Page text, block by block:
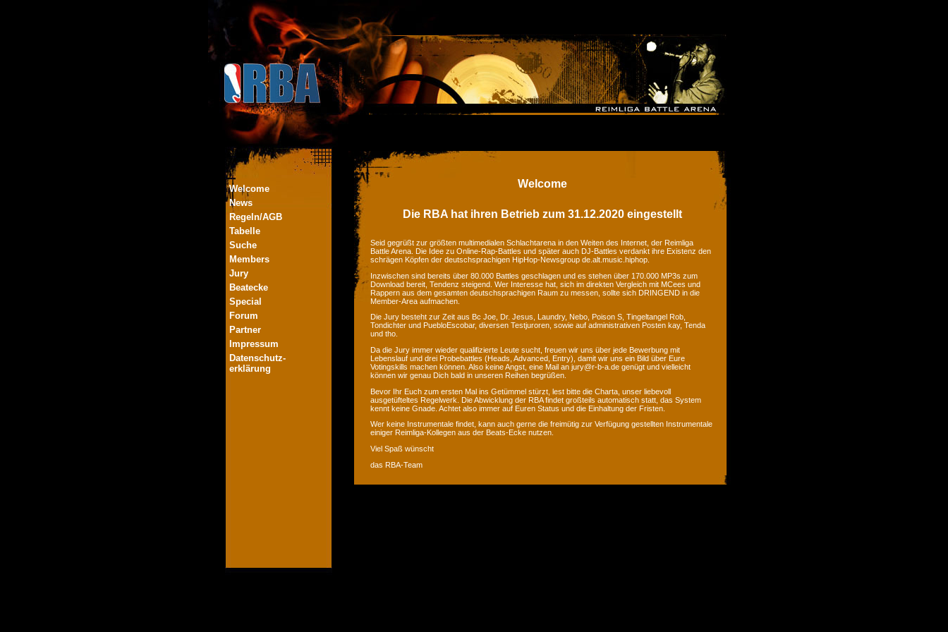
Welcome
News
Regeln/AGB
Tabelle
Suche
Members
Jury
Beatecke
Special
Forum
Partner
Impressum
Datenschutz-
erklärung
Welcome
Die RBA hat ihren Betrieb zum 31.12.2020 eingestellt
Seid gegrüßt zur größten multimedialen Schlachtarena in den Weiten des Internet, der Reimliga
Battle Arena. Die Idee zu Online-Rap-Battles und später auch DJ-Battles verdankt ihre Existenz den
schrägen Köpfen der deutschsprachigen HipHop-Newsgroup de.alt.music.hiphop.
Inzwischen sind bereits über 80.000 Battles geschlagen und es stehen über 170.000 MP3s zum
Download bereit, Tendenz steigend. Wer Interesse hat, sich im direkten Vergleich mit MCees und
Rappern aus dem gesamten deutschsprachigen Raum zu messen, sollte sich DRINGEND in die
Member-Area aufmachen.
Die Jury besteht zur Zeit aus Bc Joe, Dr. Jesus, Laundry, Nebo, Poison S, Tingeltangel Rob,
Tondichter und PuebloEscobar, diversen Testjuroren, sowie auf administrativen Posten kay, Tenda
und tho.
Da die Jury immer wieder qualifizierte Leute sucht, freuen wir uns über jede Bewerbung mit
Lebenslauf und drei Probebattles (Heads, Advanced, Entry), damit wir uns ein Bild über Eure
Votingskills machen können. Also keine Angst, eine Mail an jury@r-b-a.de genügt und vielleicht
können wir genau Dich bald in unseren Reihen begrüßen.
Bevor Ihr Euch zum ersten Mal ins Getümmel stürzt, lest bitte die Charta, unser liebevoll
ausgetüfteltes Regelwerk. Die Abwicklung der RBA findet großteils automatisch statt, das System
kennt keine Gnade. Achtet also immer auf Euren Status und die Einhaltung der Fristen.
Wer keine Instrumentale findet, kann auch gerne die freimütig zur Verfügung gestellten Instrumentale
einiger Reimliga-Kollegen aus der Beats-Ecke nutzen.
Viel Spaß wünscht
das RBA-Team